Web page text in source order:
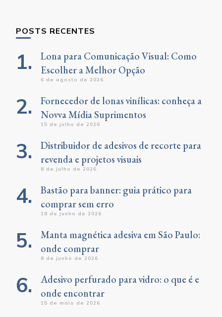
POSTS RECENTES
Lona para Comunicação Visual: Como
Escolher a Melhor Opção
6 de agosto de 2026
Fornecedor de lonas vinílicas: conheça a
Novva Mídia Suprimentos
15 de julho de 2026
Distribuidor de adesivos de recorte para
revenda e projetos visuais
8 de julho de 2026
Bastão para banner: guia prático para
comprar sem erro
18 de junho de 2026
Manta magnética adesiva em São Paulo:
onde comprar
8 de junho de 2026
Adesivo perfurado para vidro: o que é e
onde encontrar
15 de maio de 2026